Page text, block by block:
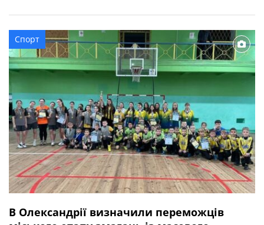
України. Олександрію представили вихованці
відділення фехтування КДЮСШ №2. За результатами
поєдинків фехтувальниці у своїх категоріях вибороли:
Наші спортсмени показали […]
Спорт
В Олександрії визначили переможців